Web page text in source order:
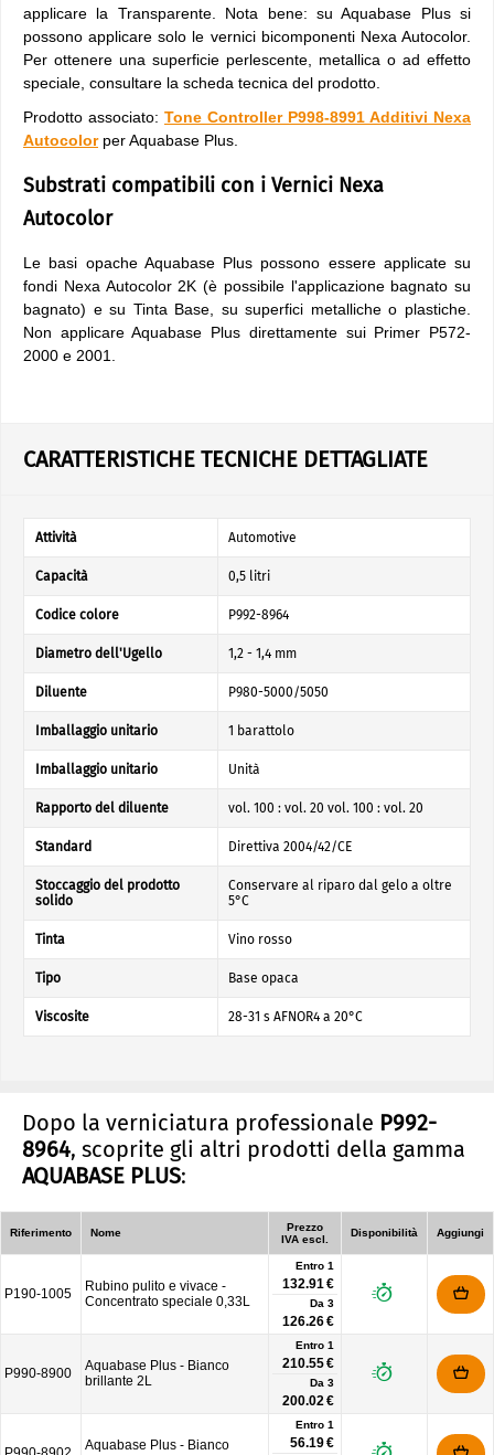
applicare la Transparente. Nota bene: su Aquabase Plus si
possono applicare solo le vernici bicomponenti Nexa Autocolor.
Per ottenere una superficie perlescente, metallica o ad effetto
speciale, consultare la scheda tecnica del prodotto.
Prodotto associato: Tone Controller P998-8991 Additivi Nexa
Autocolorper Aquabase Plus.
Substrati compatibili con i Vernici Nexa
Autocolor
Le basi opache Aquabase Plus possono essere applicate su
fondi Nexa Autocolor 2K (è possibile l'applicazione bagnato su
bagnato) e su Tinta Base, su superfici metalliche o plastiche.
Non applicare Aquabase Plus direttamente sui Primer P572-
2000 e 2001.
CARATTERISTICHE TECNICHE DETTAGLIATE
Attività Automotive
Capacità 0,5 litri
Codice colore P992-8964
Diametro dell'Ugello 1,2 - 1,4 mm
Diluente P980-5000/5050
Imballaggio unitario 1 barattolo
Imballaggio unitario Unità
Rapporto del diluente vol. 100 : vol. 20 vol. 100 : vol. 20
Standard Direttiva 2004/42/CE
Stoccaggio del prodotto
solido
Conservare al riparo dal gelo a oltre
5°C
Tinta Vino rosso
Tipo Base opaca
Viscosite 28-31 s AFNOR4 a 20°C
Dopo la verniciatura professionale P992-
8964, scoprite gli altri prodotti della gamma
AQUABASE PLUS:
Riferimento Nome
Prezzo
IVA escl.
Disponibilità Aggiungi
P190-1005
Rubino pulito e vivace -
Concentrato speciale 0,33L
Entro 1
132.91 €
Da 3
126.26 €
P990-8900
Aquabase Plus - Bianco
brillante 2L
Entro 1
210.55 €
Da 3
200.02 €
Aquabase Plus - Bianco
Entro 1
56.19 €